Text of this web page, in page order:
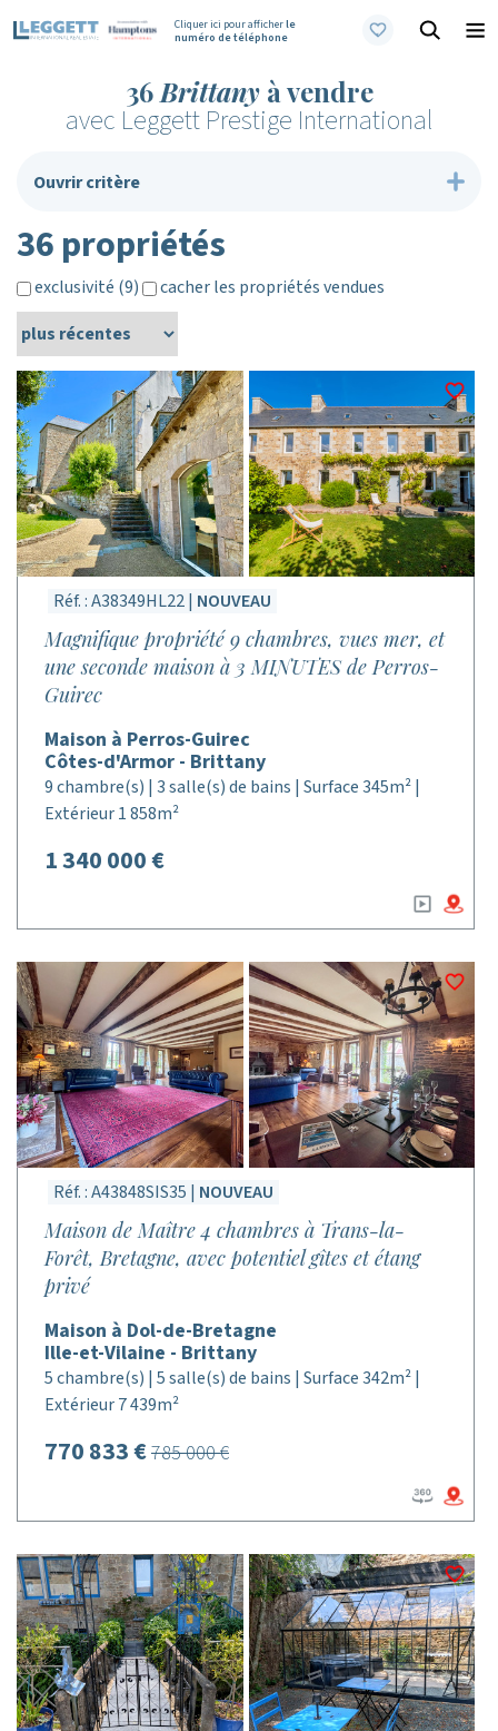
Cliquer ici pour afficherle
numéro de téléphone
36 Brittanyà vendre
avec Leggett Prestige International
Ouvrir critère
36 propriétés
exclusivité (9) cacher les propriétés vendues
Réf. : A38349HL22 | NOUVEAU
Magnifique propriété 9 chambres, vues mer, et
une seconde maison à 3 MINUTES de Perros-
Guirec
Maison à Perros-Guirec
Côtes-d'Armor - Brittany
9 chambre(s) | 3 salle(s) de bains | Surface 345m² |
Extérieur 1 858m²
1 340 000 €
Réf. : A43848SIS35 | NOUVEAU
Maison de Maître 4 chambres à Trans-la-
Forêt, Bretagne, avec potentiel gîtes et étang
privé
Maison à Dol-de-Bretagne
Ille-et-Vilaine - Brittany
5 chambre(s) | 5 salle(s) de bains | Surface 342m² |
Extérieur 7 439m²
770 833 €785 000 €